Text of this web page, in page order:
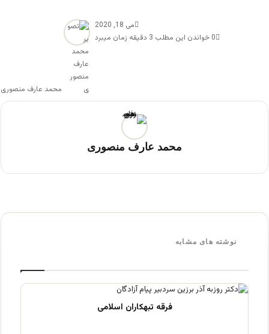
محمد عارف منصوری
می 18, 2020
0 خواندن این مطلب 3 دقیقه زمان میبرد
محمد عارف منصوری
نوشته های مشابه